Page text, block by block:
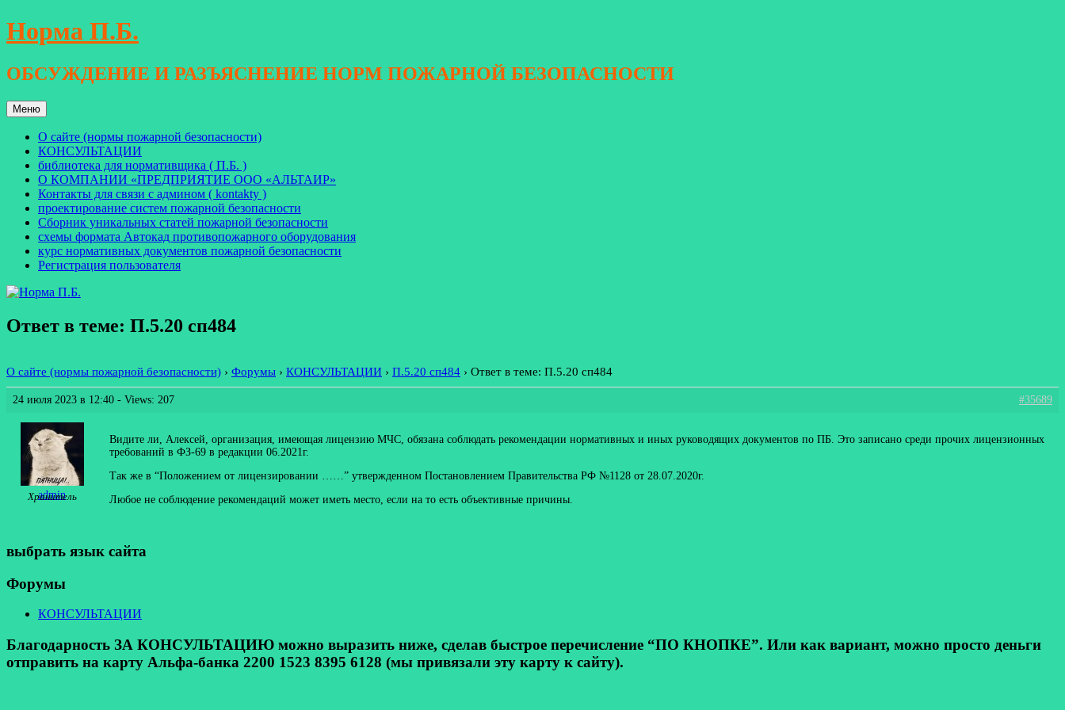
Перейти
к
Норма П.Б.
ОБСУЖДЕНИЕ И РАЗЪЯСНЕНИЕ НОРМ ПОЖАРНОЙ БЕЗОПАСНОСТИ
Меню
О сайте (нормы пожарной безопасности)
КОНСУЛЬТАЦИИ
библиотека для нормативщика ( П.Б. )
О КОМПАНИИ «ПРЕДПРИЯТИЕ ООО «АЛЬТАИР»
Контакты для связи с админом ( kontakty )
проектирование систем пожарной безопасности
Сборник уникальных статей пожарной безопасности
схемы формата Автокад противопожарного оборудования
курс нормативных документов пожарной безопасности
Регистрация пользователя
Ответ в теме: П.5.20 сп484
О сайте (нормы пожарной безопасности) › Форумы › КОНСУЛЬТАЦИИ › П.5.20 сп484 › Ответ в теме: П.5.20 сп484
24 июля 2023 в 12:40 - Views: 207 #35689
admin
Хранитель
Видите ли, Алексей, организация, имеющая лицензию МЧС, обязана соблюдать рекомендации нормативных и иных руководящих документов по ПБ. Это записано среди прочих лицензионных
требований в ФЗ-69 в редакции 06.2021г.
Так же в “Положением от лицензировании ……” утвержденном Постановлением Правительства РФ №1128 от 28.07.2020г.
Любое не соблюдение рекомендаций может иметь место, если на то есть объективные причины.
выбрать язык сайта
Форумы
КОНСУЛЬТАЦИИ
Благодарность ЗА КОНСУЛЬТАЦИЮ можно выразить ниже, сделав быстрое перечисление “ПО КНОПКЕ”. Или как вариант, можно просто деньги
отправить на карту Альфа-банка 2200 1523 8395 6128 (мы привязали эту карту к сайту).